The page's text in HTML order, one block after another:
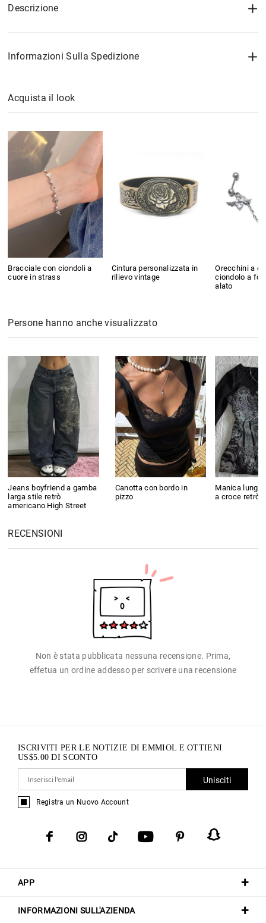
Descrizione
Informazioni Sulla Spedizione
Acquista il look
Bracciale con ciondoli a
cuore in strass
Cintura personalizzata in
rilievo vintage
Orecchini a
ciondolo a
alato
Persone hanno anche visualizzato
Jeans boyfriend a gamba
larga stile retrò
americano High Street
Canotta con bordo in
pizzo
Manica lunga
a croce retrò
RECENSIONI
Non è stata pubblicata nessuna recensione. Prima,
effetua un ordine addesso per scrivere una recensione
APP
INFORMAZIONI SULL'AZIENDA
ISCRIVITI PER LE NOTIZIE DI EMMIOL E OTTIENI
US$5.00 DI SCONTO
Unisciti
Registra un Nuovo Account